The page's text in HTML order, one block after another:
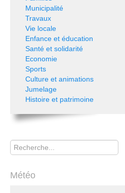
Municipalité
Travaux
Vie locale
Enfance et éducation
Santé et solidarité
Economie
Sports
Culture et animations
Jumelage
Histoire et patrimoine
Rechercher
Météo